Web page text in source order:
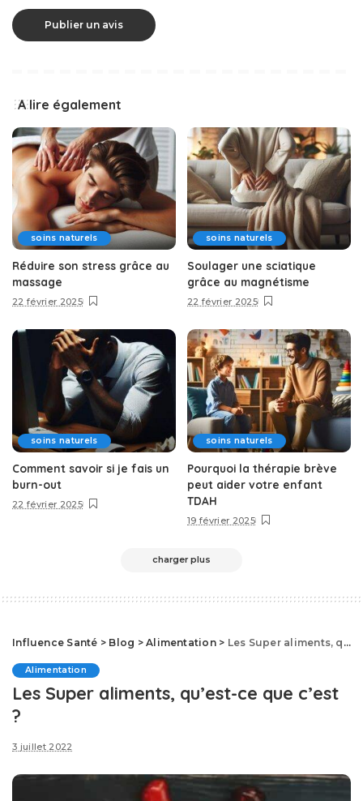
A lire également
soins naturels
Réduire son stress grâce au
massage
22 février 2025
soins naturels
Soulager une sciatique
grâce au magnétisme
22 février 2025
soins naturels
Comment savoir si je fais un
burn-out
22 février 2025
soins naturels
Pourquoi la thérapie brève
peut aider votre enfant
TDAH
19 février 2025
charger plus
Influence Santé > Blog >Alimentation> Les Super aliments, qu’est-ce que c’est ?
Alimentation
Les Super aliments, qu’est-ce que c’est
?
3 juillet 2022